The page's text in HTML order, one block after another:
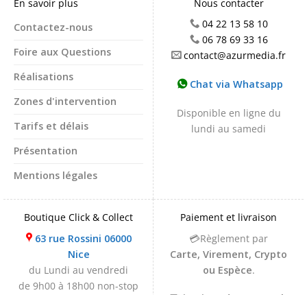
En savoir plus
Contactez-nous
Foire aux Questions
Réalisations
Zones d'intervention
Tarifs et délais
Présentation
Mentions légales
Nous contacter
04 22 13 58 10
06 78 69 33 16
contact@azurmedia.fr
Chat via Whatsapp
Disponible en ligne du
lundi au samedi
Boutique Click & Collect
63 rue Rossini 06000
Nice
du Lundi au vendredi
de 9h00 à 18h00 non-stop
Paiement et livraison
💳Règlement par
Carte, Virement, Crypto
ou Espèce.